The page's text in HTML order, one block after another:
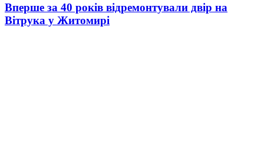
Вперше за 40 років відремонтували двір на
Вітрука у Житомирі